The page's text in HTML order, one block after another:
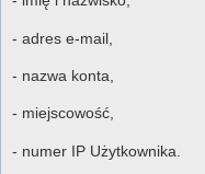
- adres e-mail,
- nazwa konta,
- miejscowość,
- numer IP Użytkownika.